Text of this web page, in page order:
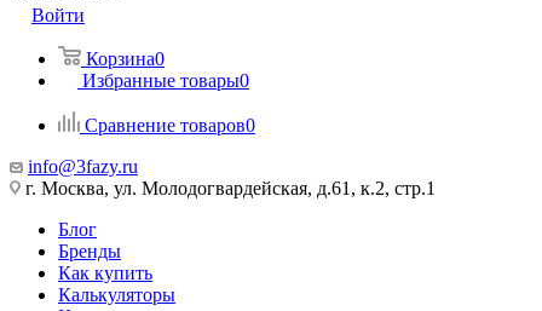
Войти
Корзина0
Избранные товары0
Сравнение товаров0
info@3fazy.ru
г. Москва, ул. Молодогвардейская, д.61, к.2, стр.1
Блог
Бренды
Как купить
Калькуляторы